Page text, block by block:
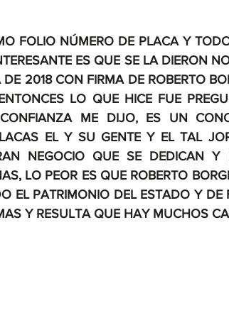
FOLIO NÚMERO DE PLACA Y
ES QUE SE LA DIERON
2018 CON FIRMA DE ROBERTO
LO QUE HICE FUE
ME DIJO, ES UN
EL Y SU GENTE Y EL TAL
NEGOCIO QUE SE DEDICAN
LO PEOR ES QUE ROBERTO
EL PATRIMONIO DEL ESTADO Y DE
Y RESULTA QUE HAY MUCHOS